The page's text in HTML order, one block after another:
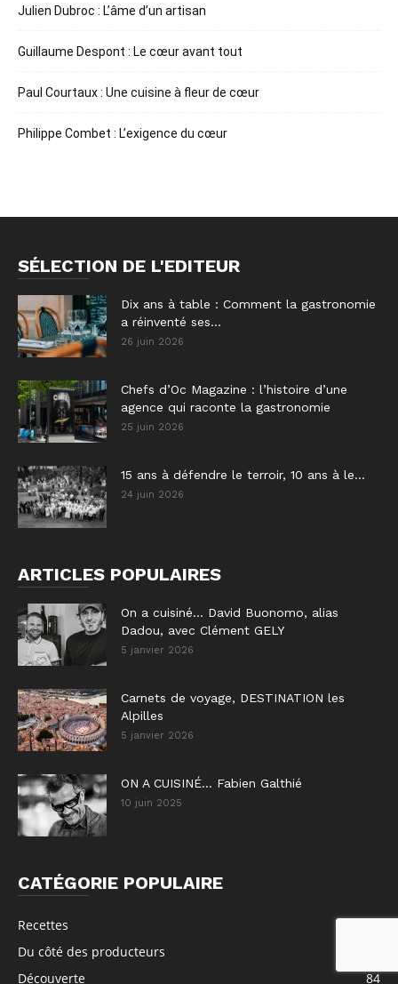
Julien Dubroc : L’âme d’un artisan
Guillaume Despont : Le cœur avant tout
Paul Courtaux : Une cuisine à fleur de cœur
Philippe Combet : L’exigence du cœur
SÉLECTION DE L'EDITEUR
Dix ans à table : Comment la gastronomie
a réinventé ses...
26 juin 2026
Chefs d’Oc Magazine : l’histoire d’une
agence qui raconte la gastronomie
25 juin 2026
15 ans à défendre le terroir, 10 ans à le...
24 juin 2026
ARTICLES POPULAIRES
On a cuisiné… David Buonomo, alias
Dadou, avec Clément GELY
5 janvier 2026
Carnets de voyage, DESTINATION les
Alpilles
5 janvier 2026
ON A CUISINÉ… Fabien Galthié
10 juin 2025
CATÉGORIE POPULAIRE
Recettes
Du côté des producteurs
Découverte
84